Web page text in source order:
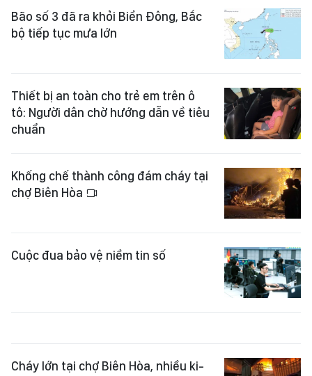
Bão số 3 đã ra khỏi Biển Đông, Bắc
bộ tiếp tục mưa lớn
Thiết bị an toàn cho trẻ em trên ô
tô: Người dân chờ hướng dẫn về tiêu
chuẩn
Khống chế thành công đám cháy tại
chợ Biên Hòa
Cuộc đua bảo vệ niềm tin số
Cháy lớn tại chợ Biên Hòa, nhiều ki-